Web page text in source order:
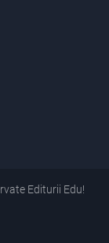
Editurii Edu!